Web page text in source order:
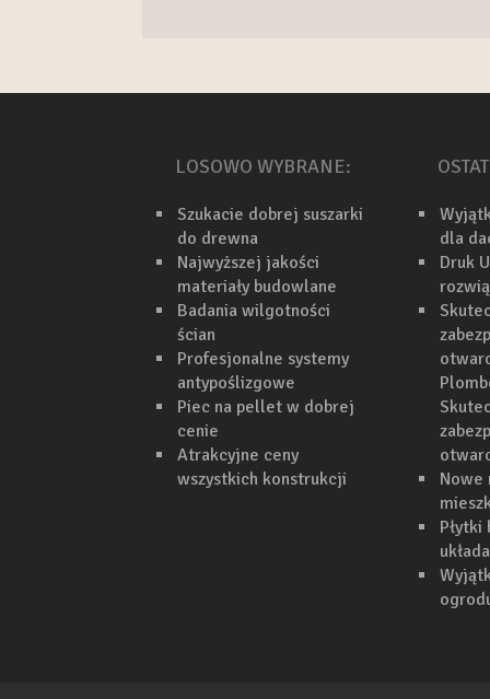
LOSOWO WYBRANE:
Szukacie dobrej suszarki
do drewna
Najwyższej jakości
materiały budowlane
Badania wilgotności
ścian
Profesjonalne systemy
antypoślizgowe
Piec na pellet w dobrej
cenie
Atrakcyjne ceny
wszystkich konstrukcji
dla
Druk
Nowe